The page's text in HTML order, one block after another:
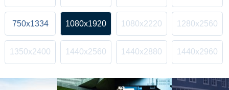
750x1334 1080x1920 1080x2220 1280x2560
1350x2400 1440x2560 1440x2880 1440x2960